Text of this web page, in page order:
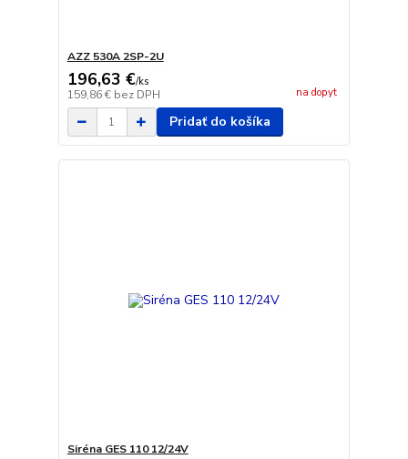
AZZ 530A 2SP-2U
196,63 €/ks
159,86 € bez DPH na dopyt
Pridať do košíka
Siréna GES 110 12/24V